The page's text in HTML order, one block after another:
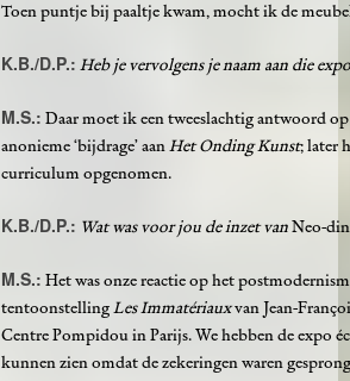
Toen puntje bij paaltje kwam, mocht ik de
K.B./D.P.: Heb je vervolgens je naam aan die
M.S.: Daar moet ik een tweeslachtig antwoord
anonieme ‘bijdrage’ aanHet Onding Kunst; later
curriculum opgenomen.
K.B./D.P.: Wat was voor jou de inzet vanNeo-
M.S.: Het was onze reactie op het
tentoonstellingLes Immatériauxvan Jean-
Centre Pompidou in Parijs. We hebben de expo
kunnen zien omdat de zekeringen waren